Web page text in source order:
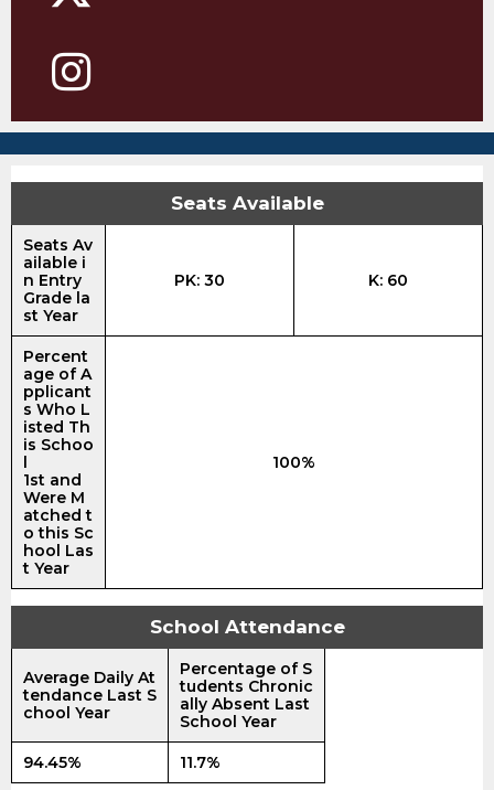
Seats Available
Seats Av
ailable i
n Entry
Grade la
st Year
PK: 30 K: 60
Percent
age of A
pplicant
s Who L
isted Th
is Schoo
l
1st and
Were M
atched t
o this Sc
hool Las
t Year
100%
School Attendance
Average Daily At
tendance Last S
chool Year
Percentage of S
tudents Chronic
ally Absent Last
School Year
94.45% 11.7%